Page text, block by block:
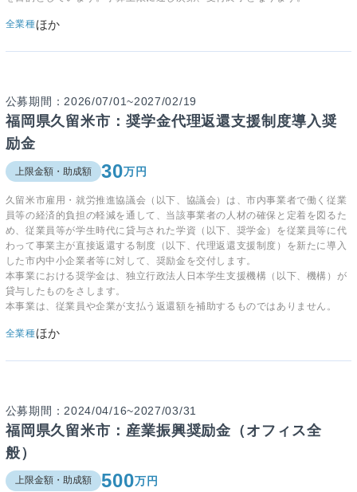
全業種ほか
公募期間：2026/07/01~2027/02/19
福岡県久留米市：奨学金代理返還支援制度導入奨
励金
上限金額・助成額 30万円
久留米市雇用・就労推進協議会（以下、協議会）は、市内事業者で働く従業
員等の経済的負担の軽減を通して、当該事業者の人材の確保と定着を図るた
め、従業員等が学生時代に貸与された学資（以下、奨学金）を従業員等に代
わって事業主が直接返還する制度（以下、代理返還支援制度）を新たに導入
した市内中小企業者等に対して、奨励金を交付します。
本事業における奨学金は、独立行政法人日本学生支援機構（以下、機構）が
貸与したものをさします。
本事業は、従業員や企業が支払う返還額を補助するものではありません。
全業種ほか
公募期間：2024/04/16~2027/03/31
福岡県久留米市：産業振興奨励金（オフィス全
般）
上限金額・助成額 500万円